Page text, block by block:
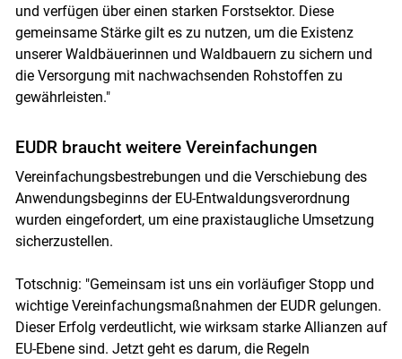
und verfügen über einen starken Forstsektor. Diese
gemeinsame Stärke gilt es zu nutzen, um die Existenz
unserer Waldbäuerinnen und Waldbauern zu sichern und
die Versorgung mit nachwachsenden Rohstoffen zu
gewährleisten."
EUDR braucht weitere Vereinfachungen
Vereinfachungsbestrebungen und die Verschiebung des
Anwendungsbeginns der EU-Entwaldungsverordnung
wurden eingefordert, um eine praxistaugliche Umsetzung
sicherzustellen.
Totschnig: "Gemeinsam ist uns ein vorläufiger Stopp und
wichtige Vereinfachungsmaßnahmen der EUDR gelungen.
Dieser Erfolg verdeutlicht, wie wirksam starke Allianzen auf
EU-Ebene sind. Jetzt geht es darum, die Regeln